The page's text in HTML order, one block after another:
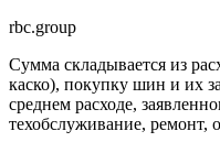
rbc.group
Сумма складывается из
каско), покупку шин и их
среднем расходе,
техобслуживание, ремонт,